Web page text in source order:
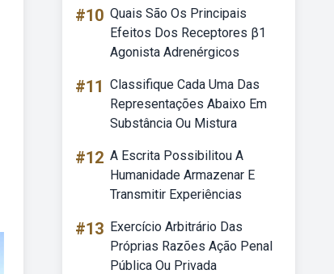
#10 Quais São Os Principais
Efeitos Dos Receptores β1
Agonista Adrenérgicos
#11 Classifique Cada Uma Das
Representações Abaixo Em
Substância Ou Mistura
#12 A Escrita Possibilitou A
Humanidade Armazenar E
Transmitir Experiências
#13 Exercício Arbitrário Das
Próprias Razões Ação Penal
Pública Ou Privada